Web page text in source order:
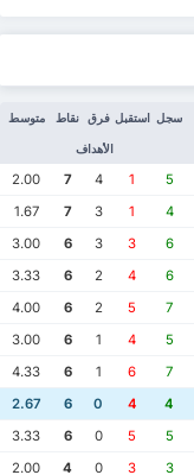
سجل استقبل فرق
الأهداف
نقاط متوسط
5
1
4
7
2.00
4
1
3
7
1.67
6
3
3
6
3.00
6
4
2
6
3.33
7
5
2
6
4.00
5
4
1
6
3.00
7
6
1
6
4.33
4
4
0
6
2.67
5
5
0
6
3.33
3
3
0
4
2.00